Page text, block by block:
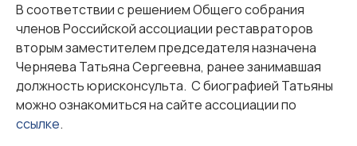
В соответствии с решением Общего собрания
членов Российской ассоциации реставраторов
вторым заместителем председателя назначена
Черняева Татьяна Сергеевна, ранее занимавшая
должность юрисконсульта. С биографией Татьяны
можно ознакомиться на сайте ассоциации по
ссылке.